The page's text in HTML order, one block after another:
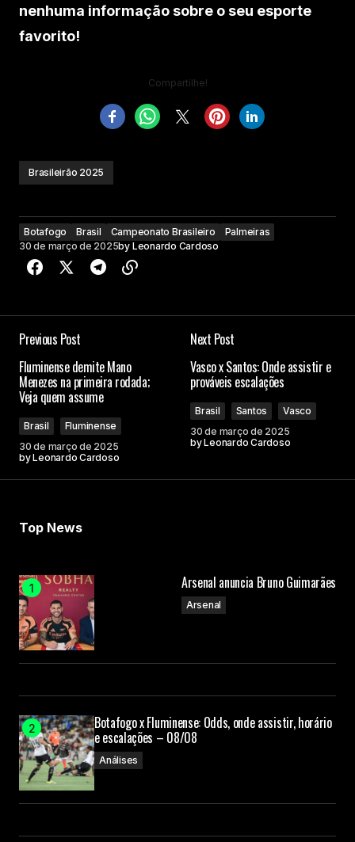
nenhuma informação sobre o seu esporte
favorito!
Compartilhe!
Brasileirão 2025
Botafogo Brasil Campeonato Brasileiro
Palmeiras
30 de março de 2025by Leonardo Cardoso
Previous Post
Fluminense demite Mano
Menezes na primeira rodada;
Veja quem assume
Brasil
Fluminense
30 de março de 2025
byLeonardo Cardoso
Next Post
Vasco x Santos: Onde assistir e
prováveis escalações
Brasil Santos
Vasco
30 de março de 2025
byLeonardo Cardoso
Top News
Arsenal anuncia Bruno Guimarães
Arsenal
Botafogo x Fluminense: Odds, onde assistir, horário
e escalações – 08/08
Análises